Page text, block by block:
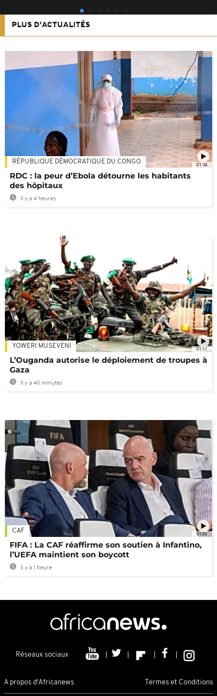
PLUS D'ACTUALITÉS
01:34
RÉPUBLIQUE DÉMOCRATIQUE DU CONGO
RDC : la peur d’Ebola détourne les habitants
des hôpitaux
Il y a 4 heures
01:11
YOWERI MUSEVENI
L’Ouganda autorise le déploiement de troupes à
Gaza
Il y a 40 minutes
01:00
CAF
FIFA : La CAF réaffirme son soutien à Infantino,
l’UEFA maintient son boycott
Il y a 1 heure
Réseaux sociaux
A propos d'Africanews Termes et Conditions